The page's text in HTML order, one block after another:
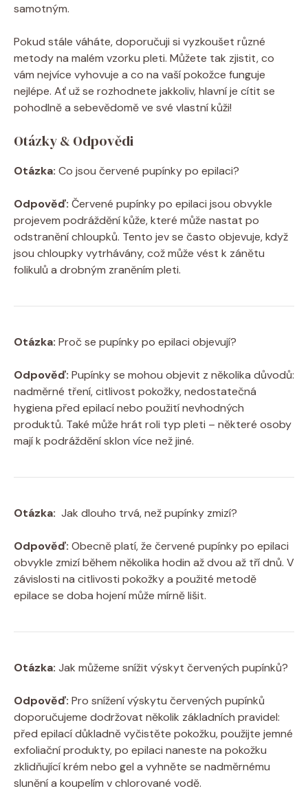
samotným.
Pokud stále váháte, doporučuji​ si vyzkoušet‌ různé
metody ⁤na‍ malém vzorku pleti. Můžete tak ⁣zjistit, co
vám nejvíce⁣ vyhovuje a co na vaší pokožce funguje‌
nejlépe. Ať ‌už ‌se rozhodnete jakkoliv, hlavní je cítit ⁢se⁤
pohodlně a‌ sebevědomě ve⁣ své⁢ vlastní​ kůži!
Otázky​ & Odpovědi
Otázka: Co ⁢jsou červené​ pupínky po epilaci?
Odpověď: Červené ⁤pupínky ⁣po epilaci‍ jsou ⁤obvykle
projevem‌ podráždění ‍kůže, které může ‌nastat⁣ po
odstranění chloupků. Tento jev‍ se často⁢ objevuje, ⁣když
jsou chloupky⁤ vytrhávány, ⁣což může⁣ vést ⁤k zánětu
folikulů a drobným zraněním pleti.
Otázka: Proč se ‌pupínky‍ po epilaci objevují?
Odpověď: Pupínky se​ mohou ⁢objevit z ‍několika důvodů:
nadměrné tření, citlivost pokožky, nedostatečná
hygiena před epilací nebo použití nevhodných
produktů. Také může‌ hrát roli ⁤typ‍ pleti –⁢ některé osoby
mají k podráždění⁢ sklon více než jiné.
Otázka: ⁢ Jak dlouho ⁣trvá, ⁤než pupínky zmizí?
Odpověď: Obecně platí, ⁤že ⁢červené pupínky po ⁣epilaci
obvykle zmizí ​během několika ‍hodin až dvou až tří dnů. ‌V
závislosti ‌na ⁤citlivosti pokožky​ a použité metodě
epilace se doba hojení může mírně lišit.
Otázka: Jak můžeme ⁣snížit ⁢výskyt červených pupínků?
Odpověď: Pro snížení⁤ výskytu‍ červených pupínků
doporučujeme dodržovat několik základních ​pravidel:
před epilací důkladně vyčistěte pokožku, ‌použijte jemné
exfoliační⁤ produkty, po epilaci naneste na pokožku
zklidňující krém nebo⁤ gel⁤ a vyhněte se⁣ nadměrnému
slunění⁢ a koupelím v ‌chlorované vodě.